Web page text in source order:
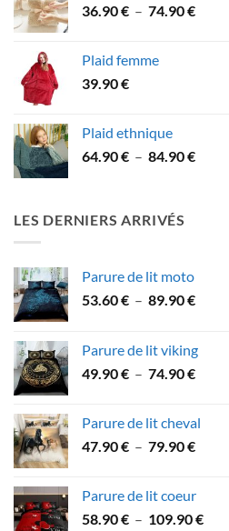
à
36.90€ – 74.90€Plage
Plaid femme
39.90€
Plaid ethnique
64.90€ – 84.90€Plage
LES DERNIERS ARRIVÉS
Parure de lit moto
53.60€ – 89.90€Plage
53.60
à
Parure de lit viking
49.90€ – 74.90€Plage
49.90
à
Parure de lit cheval
47.90€ – 79.90€Plage
à
Parure de lit coeur
58.90€ – 109.90€Plage